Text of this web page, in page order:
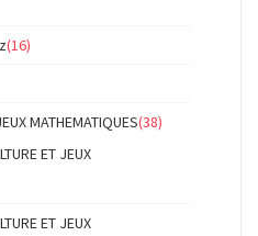
(16)
MATHEMATIQUES(38)
ET JEUX
ET JEUX